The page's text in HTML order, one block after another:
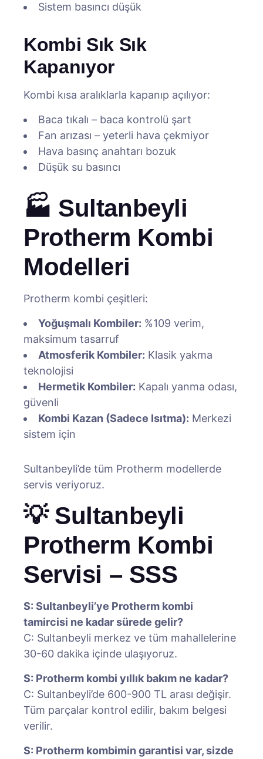
Sistem basıncı düşük
Kombi Sık Sık
Kapanıyor
Kombi kısa aralıklarla kapanıp açılıyor:
Baca tıkalı – baca kontrolü şart
Fan arızası – yeterli hava çekmiyor
Hava basınç anahtarı bozuk
Düşük su basıncı
🏭 Sultanbeyli
Protherm Kombi
Modelleri
Protherm kombi çeşitleri:
Yoğuşmalı Kombiler: %109 verim,
maksimum tasarruf
Atmosferik Kombiler: Klasik yakma
teknolojisi
Hermetik Kombiler: Kapalı yanma odası,
güvenli
Kombi Kazan (Sadece Isıtma): Merkezi
sistem için
Sultanbeyli’de tüm Protherm modellerde
servis veriyoruz.
💡 Sultanbeyli
Protherm Kombi
Servisi – SSS
S: Sultanbeyli’ye Protherm kombi
tamircisi ne kadar sürede gelir?
C: Sultanbeyli merkez ve tüm mahallelerine
30-60 dakika içinde ulaşıyoruz.
S: Protherm kombi yıllık bakım ne kadar?
C: Sultanbeyli’de 600-900 TL arası değişir.
Tüm parçalar kontrol edilir, bakım belgesi
verilir.
S: Protherm kombimin garantisi var, sizde